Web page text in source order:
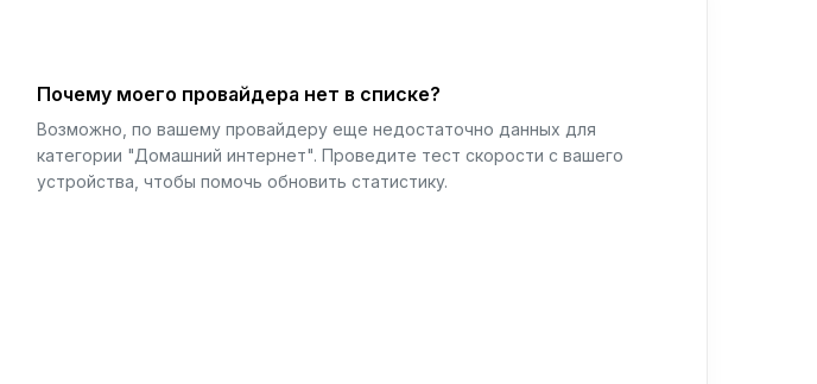
Почему моего провайдера нет в списке?
Возможно, по вашему провайдеру еще недостаточно данных для
категории "Домашний интернет". Проведите тест скорости с вашего
устройства, чтобы помочь обновить статистику.